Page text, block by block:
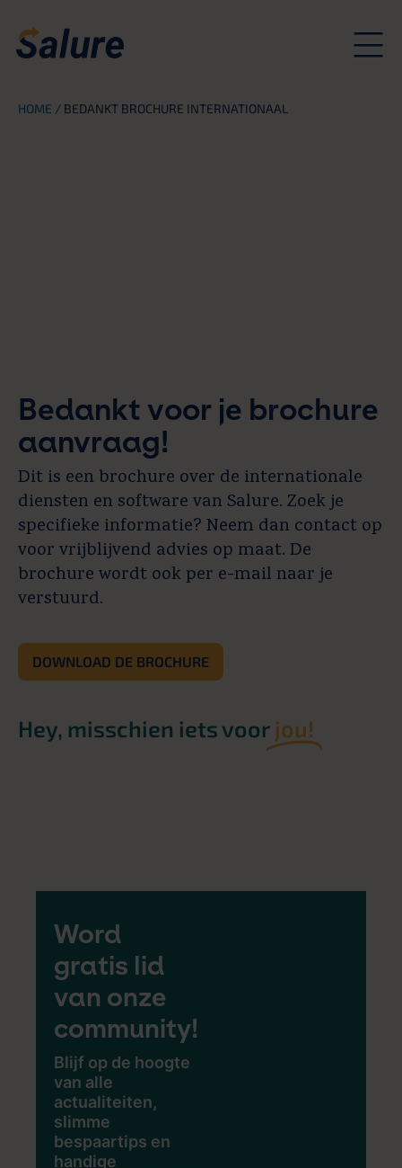
HOME / BEDANKT BROCHURE INTERNATIONAAL
Bedankt voor je brochure
aanvraag!
Dit is een brochure over de internationale
diensten en software van Salure. Zoek je
specifieke informatie? Neem dan contact op
voor vrijblijvend advies op maat. De
brochure wordt ook per e-mail naar je
verstuurd.
DOWNLOAD DE BROCHURE
Hey, misschien iets voor jou!
Word
gratis lid
van onze
community!
Blijf op de hoogte
van alle
actualiteiten,
slimme
bespaartips en
handige